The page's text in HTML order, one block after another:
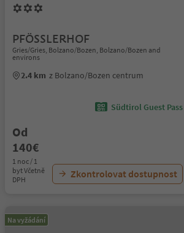
PFÖSSLERHOF
Gries/Gries, Bolzano/Bozen, Bolzano/Bozen and
environs
2.4 km z Bolzano/Bozen centrum
Südtirol Guest Pass
Od
140€
1 noc / 1
byt Včetně
DPH
Zkontrolovat dostupnost
Na vyžádání